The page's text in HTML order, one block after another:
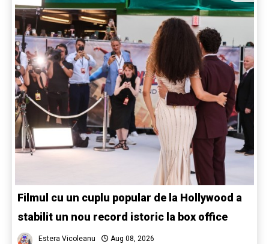
Filmul cu un cuplu popular de la Hollywood a
stabilit un nou record istoric la box office
Estera Vicoleanu Aug 08, 2026